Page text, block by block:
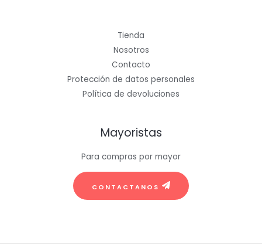
Tienda
Nosotros
Contacto
Protección de datos personales
Política de devoluciones
Mayoristas
Para compras por mayor
CONTACTANOS